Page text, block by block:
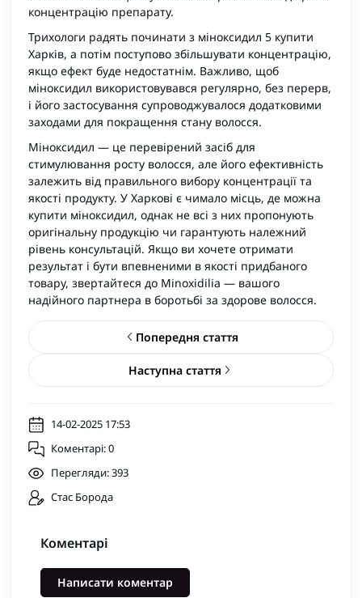
концентрацію препарату.
Трихологи радять починати з міноксидил 5 купити
Харків, а потім поступово збільшувати концентрацію,
якщо ефект буде недостатнім. Важливо, щоб
міноксидил використовувався регулярно, без перерв,
і його застосування супроводжувалося додатковими
заходами для покращення стану волосся.
Міноксидил — це перевірений засіб для
стимулювання росту волосся, але його ефективність
залежить від правильного вибору концентрації та
якості продукту. У Харкові є чимало місць, де можна
купити міноксидил, однак не всі з них пропонують
оригінальну продукцію чи гарантують належний
рівень консультацій. Якщо ви хочете отримати
результат і бути впевненими в якості придбаного
товару, звертайтеся до Minoxidilia — вашого
надійного партнера в боротьбі за здорове волосся.
Попередня стаття
Наступна стаття
14-02-2025 17:53
Коментарі: 0
Перегляди: 393
Стас Борода
Коментарі
Написати коментар